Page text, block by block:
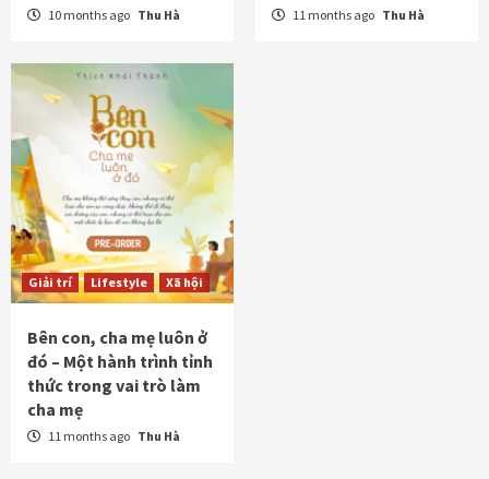
10 months ago Thu Hà 11 months ago Thu Hà
Giải trí Lifestyle Xã hội
Bên con, cha mẹ luôn ở
đó – Một hành trình tỉnh
thức trong vai trò làm
cha mẹ
11 months ago Thu Hà